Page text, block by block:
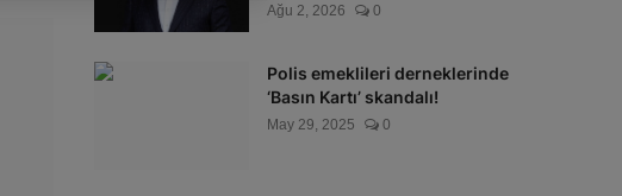
Ağu 2, 2026 0
Polis emeklileri derneklerinde
‘Basın Kartı’ skandalı!
May 29, 2025 0